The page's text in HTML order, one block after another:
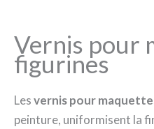
Vernis pour
figurines
Lesvernis pour
peinture, uniformisent la